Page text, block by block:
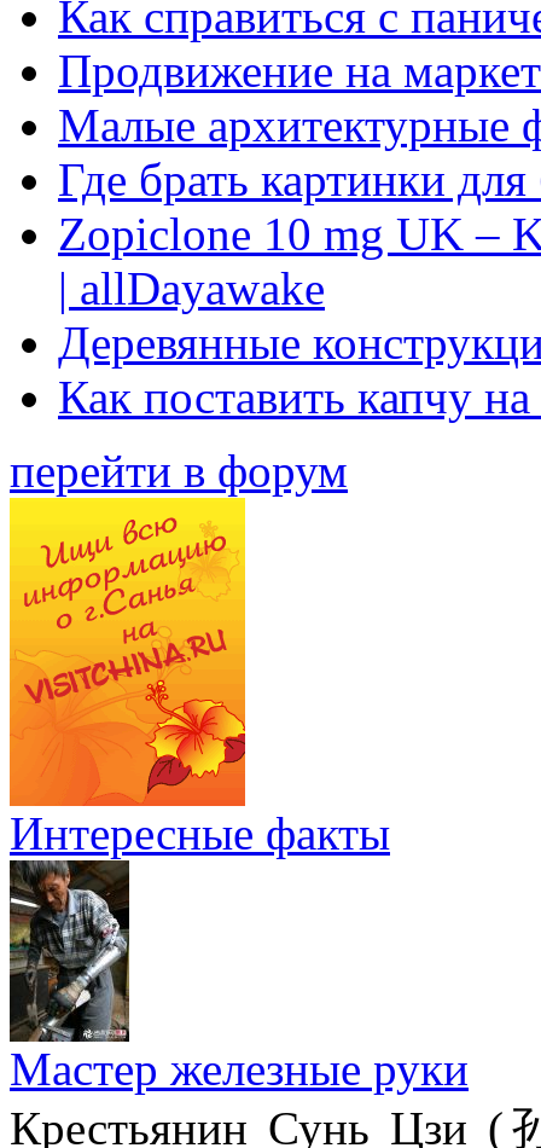
Как справиться с
Продвижение на
Малые архитектурные
Где брать картинки
Zopiclone 10 mg UK –
| allDayawake
Деревянные
Как поставить капчу
перейти в форум
Интересные факты
Мастер железные руки
Крестьянин Сунь Цзи (